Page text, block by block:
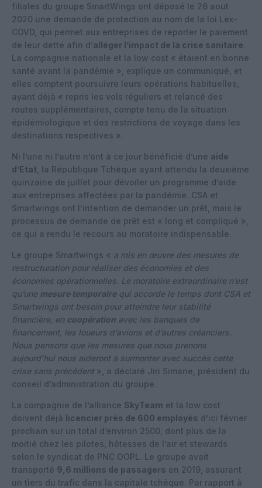
filiales du groupe SmartWings ont déposé le 26 aout
2020 une demande de protection au nom de la loi Lex-
COVD, qui permet aux entreprises de reporter le paiement
de leur dette afin d’alléger l’impact de la crise sanitaire.
La compagnie nationale et la low cost « étaient en bonne
santé avant la pandémie », explique un communiqué, et
elles comptent poursuivre leurs opérations habituelles,
ayant déjà « repris les vols réguliers et relancé des
routes supplémentaires, compte tenu de la situation
épidémiologique et des restrictions de voyage dans les
destinations respectives ».
Ni l’une ni l’autre n’ont à ce jour bénéficié d’une aide
d’Etat , la République Tchèque ayant attendu la deuxième
quinzaine de juillet pour dévoiler un programme d’aide
aux entreprises affectées par la pandémie. CSA et
Smartwings ont l’intention de demander un prêt, mais le
processus de demande de prêt est « long et compliqué »,
ce qui a rendu le recours au moratoire indispensable.
Le groupe Smartwings « a mis en œuvre des mesures de
restructuration pour réaliser des économies et des
économies opérationnelles. Le moratoire extraordinaire n’est
qu’une mesure temporairequi accorde le temps dont CSA et
Smartwings ont besoin pour atteindre leur stabilité
financière, en coopération avec les banques de
financement, les loueurs d’avions et d’autres créanciers.
Nous pensons que les mesures que nous prenons
aujourd’hui nous aideront à surmonter avec succès cette
crise sans précédent », a déclaré Jiri Simane, président du
conseil d’administration du groupe.
La compagnie de l’alliance SkyTeam et la low cost
doivent déjà licencier près de 600 employés d’ici février
prochain sur un total d’environ 2500, dont plus de la
moitié chez les pilotes, hôtesses de l’air et stewards
selon le syndicat de PNC OOPL. Le groupe avait
transporté 9,6 millions de passagers en 2019, assurant
un tiers du trafic dans la capitale tchèque. Par rapport à